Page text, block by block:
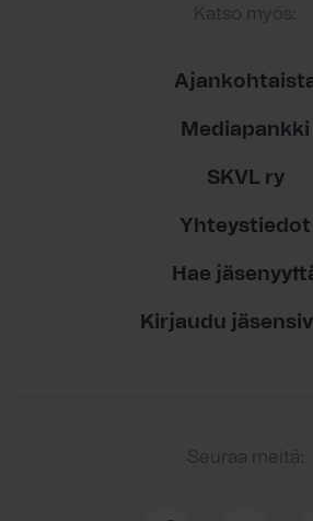
Katso myös:
Mediapankki
SKVL ry
Yhteystiedot
Hae
Kirjaudu
Seuraa meitä: